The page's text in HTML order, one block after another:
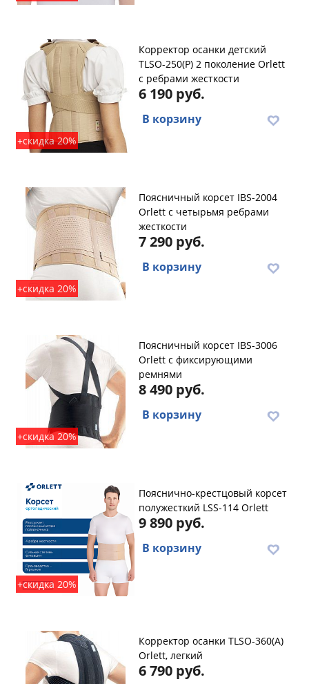
+скидка 20%
Корректор осанки детский
TLSO-250(P) 2 поколение Orlett
с ребрами жесткости
6 190 руб.
В корзину
+скидка 20%
Поясничный корсет IBS-2004
Orlett с четырьмя ребрами
жесткости
7 290 руб.
В корзину
+скидка 20%
Поясничный корсет IBS-3006
Orlett с фиксирующими
ремнями
8 490 руб.
В корзину
+скидка 20%
Пояснично-крестцовый корсет
полужесткий LSS-114 Orlett
9 890 руб.
В корзину
Корректор осанки TLSO-360(A)
Orlett, легкий
6 790 руб.